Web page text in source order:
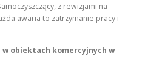
z rewizjami na
awaria to zatrzymanie pracy i
obiektach komercyjnych w